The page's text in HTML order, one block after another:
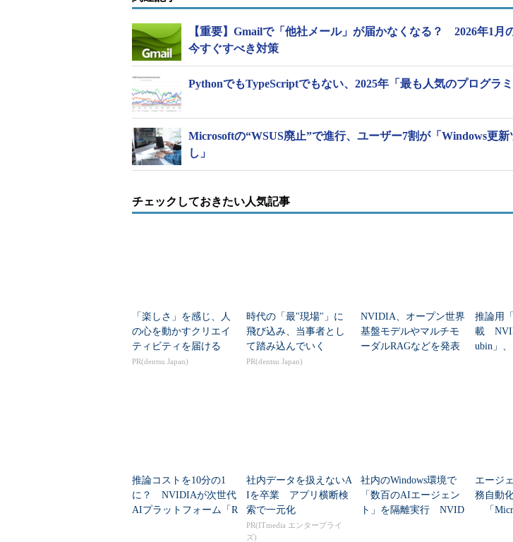
【重要】Gmailで「他社メール」が届かなくなる？ 2026年1月
今すぐすべき対策
PythonでもTypeScriptでもない、2025年「最も人気のプログラミ
Microsoftの“WSUS廃止”で進行、ユーザー7割が「Windows更
し」
チェックしておきたい人気記事
「楽しさ」を感じ、人
の心を動かすクリエイ
ティビティを届ける
PR(dentsu Japan)
時代の「最"現場"」に
飛び込み、当事者とし
て踏み込んでいく
PR(dentsu Japan)
NVIDIA、オープン世界
基盤モデルやマルチモ
ーダルRAGなどを発表
推論用
載
ubin」
推論コストを10分の1
に？ NVIDIAが次世代
AIプラットフォーム「R
社内データを扱えないA
Iを卒業 アプリ横断検
索で一元化
PR(ITmedia エンタープライ
ズ)
社内のWindows環境で
「数百のAIエージェン
ト」を隔離実行 NVID
エージ
務自動
「